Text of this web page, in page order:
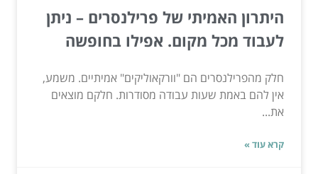
היתרון האמיתי של פרילנסרים – ניתן
לעבוד מכל מקום. אפילו בחופשה
חלק מהפרילנסרים הם "וורקאוליקים" אמיתיים. משמע,
אין להם באמת שעות עבודה מסודרות. חלקם מוצאים
את...
קרא עוד »